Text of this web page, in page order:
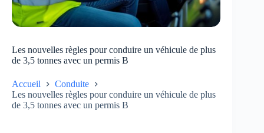
Les nouvelles règles pour conduire un véhicule de plus
de 3,5 tonnes avec un permis B
Accueil
Conduite
Les nouvelles règles pour conduire un véhicule de plus
de 3,5 tonnes avec un permis B